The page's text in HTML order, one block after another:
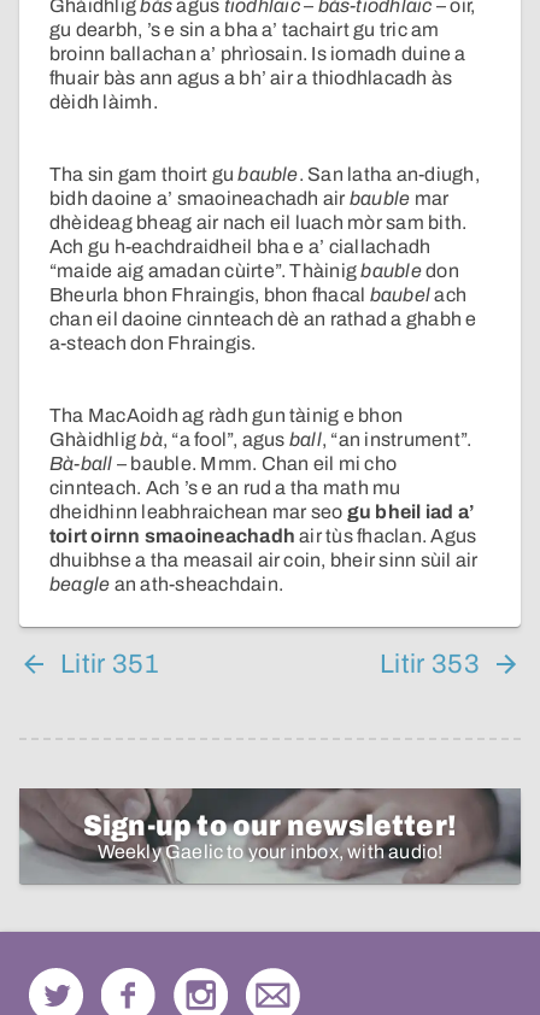
Ghàidhligbàsagus tiodhlaic– bàs-tiodhlaic – oir,
gu dearbh, ’s e sin a bha a’ tachairt gu tric am
broinn ballachan a’ phrìosain. Is iomadh duine a
fhuair bàs ann agus a bh’ air a thiodhlacadh às
dèidh làimh.
Tha sin gam thoirt gubauble. San latha an-diugh,
bidh daoine a’ smaoineachadh air bauble mar
dhèideag bheag air nach eil luach mòr sam bith.
Ach gu h-eachdraidheil bha e a’ ciallachadh
“maide aig amadan cùirte”. Thàinigbaubledon
Bheurla bhon Fhraingis, bhon fhacal baubelach
chan eil daoine cinnteach dè an rathad a ghabh e
a-steach don Fhraingis.
Tha MacAoidh ag ràdh gun tàinig e bhon
Ghàidhligbà, “a fool”, agus ball, “an instrument”.
Bà-ball – bauble. Mmm. Chan eil mi cho
cinnteach. Ach ’s e an rud a tha math mu
dheidhinn leabhraichean mar seo gu bheil iad a’
toirt oirnn smaoineachadhair tùs fhaclan. Agus
dhuibhse a tha measail air coin, bheir sinn sùil air
beagle an ath-sheachdain.
Litir 351 Litir 353
Sign-up to our newsletter!
Weekly Gaelic to your inbox, with audio!